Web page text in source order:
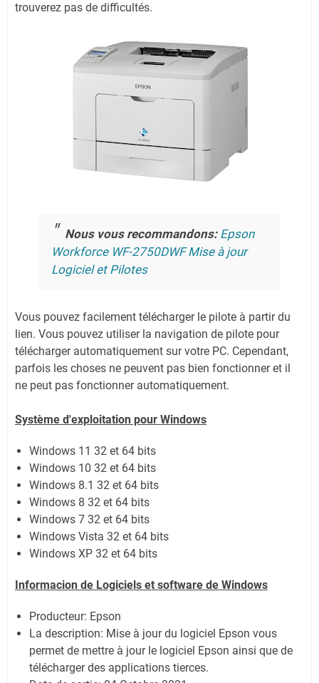
trouverez pas de difficultés.
Nous vous recommandons: Epson
Workforce WF-2750DWF Mise à jour
Logiciel et Pilotes
Vous pouvez facilement télécharger le pilote à partir du
lien. Vous pouvez utiliser la navigation de pilote pour
télécharger automatiquement sur votre PC. Cependant,
parfois les choses ne peuvent pas bien fonctionner et il
ne peut pas fonctionner automatiquement.
Système d'exploitation pour Windows
Windows 11 32 et 64 bits
Windows 10 32 et 64 bits
Windows 8.1 32 et 64 bits
Windows 8 32 et 64 bits
Windows 7 32 et 64 bits
Windows Vista 32 et 64 bits
Windows XP 32 et 64 bits
Informacion de Logiciels et software de Windows
Producteur: Epson
La description: Mise à jour du logiciel Epson vous
permet de mettre à jour le logiciel Epson ainsi que de
télécharger des applications tierces.